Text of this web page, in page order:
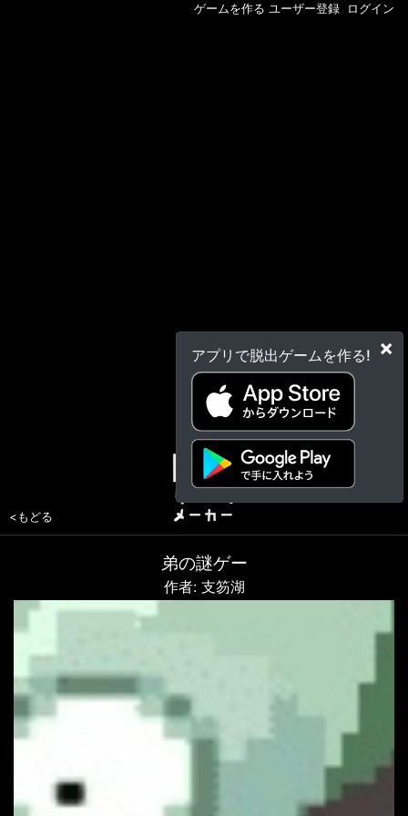
×
アプリで脱出ゲームを作る!
ゲームを作る ユーザー登録 ログイン
<もどる
弟の謎ゲー
作者: 支笏湖